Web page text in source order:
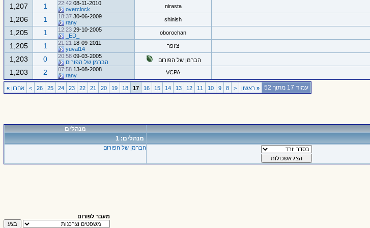
nirasta
08-11-2010
22:42
overclock
1
1,207
shinish
30-06-2009
18:37
rany
1
1,206
oborochan
29-10-2005
12:23
1
1,205
צ'ופר 18-09-2011
21:21
yuval14
1
1,205
הברמן של הפורום
09-03-2005
20:58
הברמן של הפורום
0
1,203
VCPA
13-08-2008
07:58
rany
2
1,203
עמוד 17 מתוך 52 «ראשון <
8
9
10
11
12
13
14
15
16
17
18
19
20
21
22
23
24
25
26
> אחרון »
מנהלים
מנהלים: 1
הברמן של הפורום
מעבר לפורום